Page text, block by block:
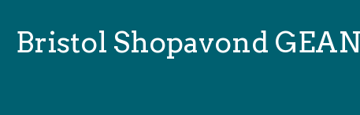
Bristol Shopavond